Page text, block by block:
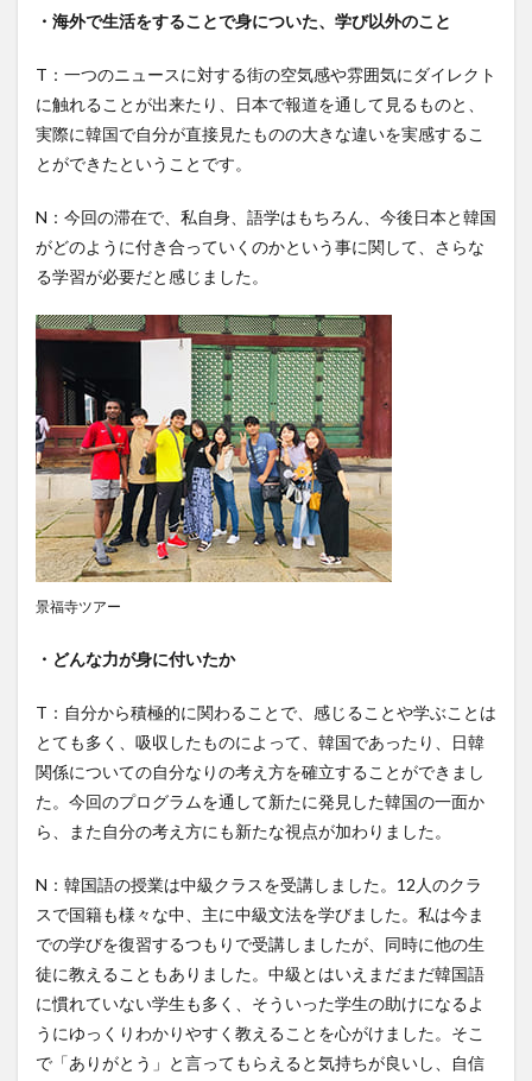
・海外で生活をすることで身についた、学び以外のこと
T：一つのニュースに対する街の空気感や雰囲気にダイレクト
に触れることが出来たり、日本で報道を通して見るものと、
実際に韓国で自分が直接見たものの大きな違いを実感するこ
とができたということです。
N：今回の滞在で、私自身、語学はもちろん、今後日本と韓国
がどのように付き合っていくのかという事に関して、さらな
る学習が必要だと感じました。
景福寺ツアー
・どんな力が身に付いたか
T：自分から積極的に関わることで、感じることや学ぶことは
とても多く、吸収したものによって、韓国であったり、日韓
関係についての自分なりの考え方を確立することができまし
た。今回のプログラムを通して新たに発見した韓国の一面か
ら、また自分の考え方にも新たな視点が加わりました。
N：韓国語の授業は中級クラスを受講しました。12人のクラ
スで国籍も様々な中、主に中級文法を学びました。私は今ま
での学びを復習するつもりで受講しましたが、同時に他の生
徒に教えることもありました。中級とはいえまだまだ韓国語
に慣れていない学生も多く、そういった学生の助けになるよ
うにゆっくりわかりやすく教えることを心がけました。そこ
で「ありがとう」と言ってもらえると気持ちが良いし、自信